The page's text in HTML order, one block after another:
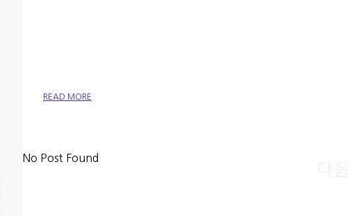
READ MORE
No Post Found